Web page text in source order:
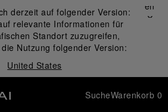
derzeit auf folgender Version:
relevante Informationen für
Standort zuzugreifen,
Nutzung folgender Version:
United States
Schließen
✕
SucheWarenkorb 0